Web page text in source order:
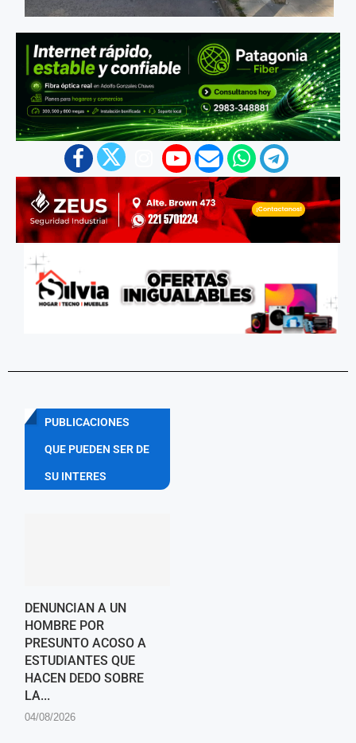
PUBLICACIONES
QUE PUEDEN SER DE
SU INTERES
DENUNCIAN A UN
HOMBRE POR
PRESUNTO ACOSO A
ESTUDIANTES QUE
HACEN DEDO SOBRE
LA...
04/08/2026